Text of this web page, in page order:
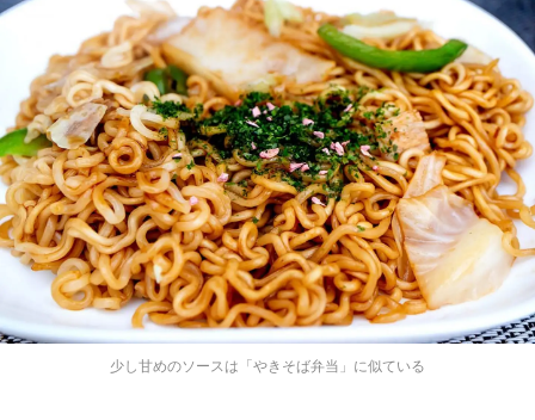
少し甘めのソースは「やきそば弁当」に似ている